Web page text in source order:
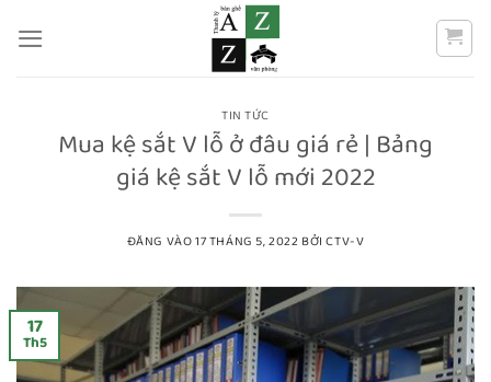
qua
TIN TỨC
Mua kệ sắt V lỗ ở đâu giá rẻ | Bảng
giá kệ sắt V lỗ mới 2022
ĐĂNG VÀO17 THÁNG 5, 2022 BỞICTV-V
17
Th5